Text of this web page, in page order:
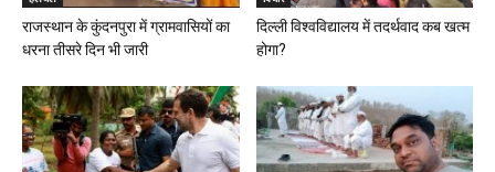
राजस्थान के कुंदनपुरा में ग्रामवासियों का
धरना तीसरे दिन भी जारी
दिल्ली विश्वविद्यालय में तदर्थवाद कब खत्म
होगा?